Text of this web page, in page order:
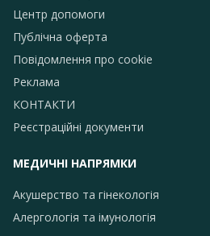
Центр допомоги
Публічна оферта
Повідомлення про сookie
Реклама
КОНТАКТИ
Реєстраційні документи
МЕДИЧНІ НАПРЯМКИ
Акушерство та гінекологія
Алергологія та імунологія